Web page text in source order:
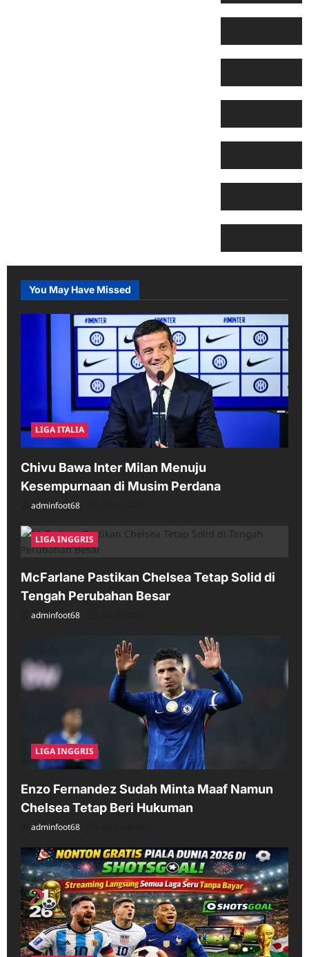
You May Have Missed
LIGA ITALIA
Chivu Bawa Inter Milan Menuju
Kesempurnaan di Musim Perdana
adminfoot68
LIGA INGGRIS
McFarlane Pastikan Chelsea Tetap Solid di
Tengah Perubahan Besar
adminfoot68
LIGA INGGRIS
Enzo Fernandez Sudah Minta Maaf Namun
Chelsea Tetap Beri Hukuman
adminfoot68